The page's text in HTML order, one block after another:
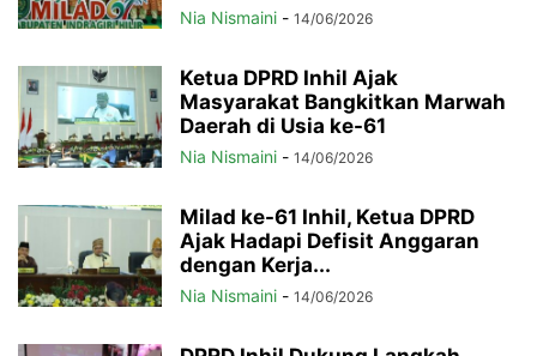
Nia Nismaini - 14/06/2026
Ketua DPRD Inhil Ajak
Masyarakat Bangkitkan Marwah
Daerah di Usia ke-61
Nia Nismaini - 14/06/2026
Milad ke-61 Inhil, Ketua DPRD
Ajak Hadapi Defisit Anggaran
dengan Kerja...
Nia Nismaini - 14/06/2026